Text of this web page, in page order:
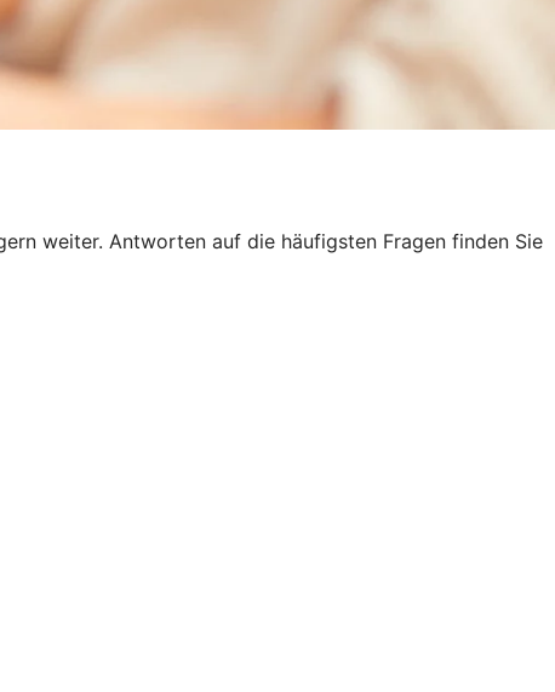
weiter. Antworten auf die häufigsten Fragen finden Sie